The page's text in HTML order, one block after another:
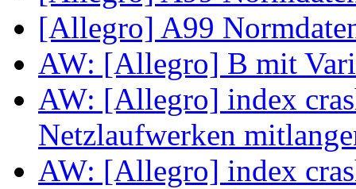
[Allegro] A99
AW: [Allegro] B mit
AW: [Allegro] index
Netzlaufwerken
AW: [Allegro] index